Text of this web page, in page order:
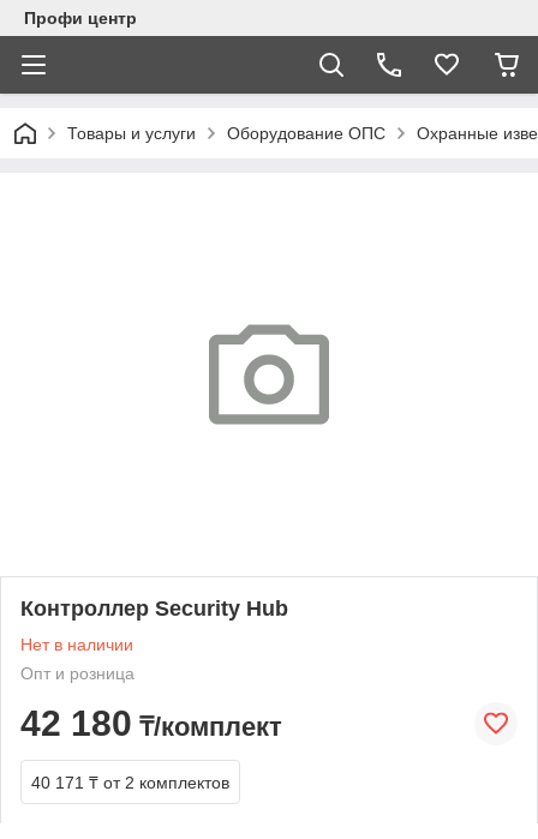
Профи центр
Товары и услуги Оборудование ОПС Охранные
Контроллер Security Hub
Нет в наличии
Опт и розница
42 180 ₸/комплект
40 171 ₸ от 2 комплектов